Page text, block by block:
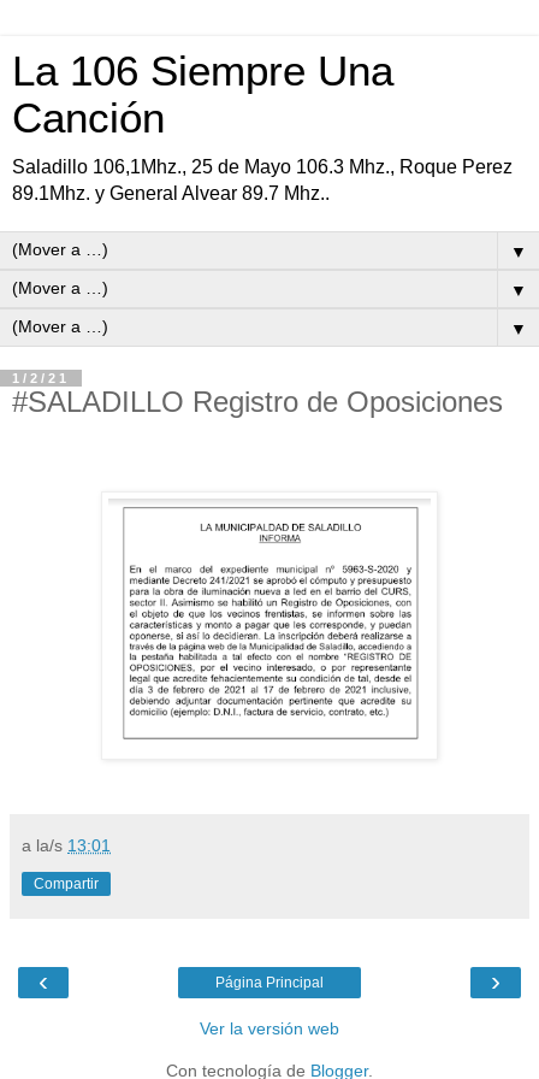
La 106 Siempre Una
Canción
Saladillo 106,1Mhz., 25 de Mayo 106.3 Mhz., Roque Perez
89.1Mhz. y General Alvear 89.7 Mhz..
▼
▼
▼
1/2/21
#SALADILLO Registro de Oposiciones
a la/s 13:01
Compartir
‹ ›
Página Principal
Ver la versión web
Con tecnología de Blogger.